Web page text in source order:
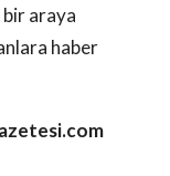
araya
haber